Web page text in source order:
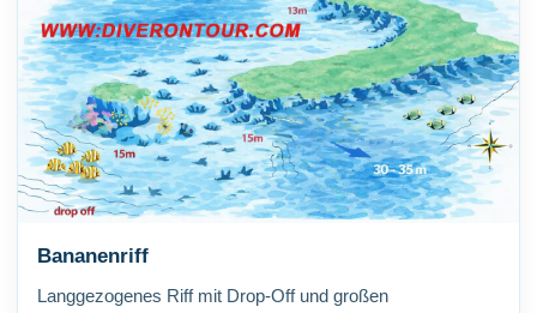
Bananenriff
Langgezogenes Riff mit Drop-Off und großen